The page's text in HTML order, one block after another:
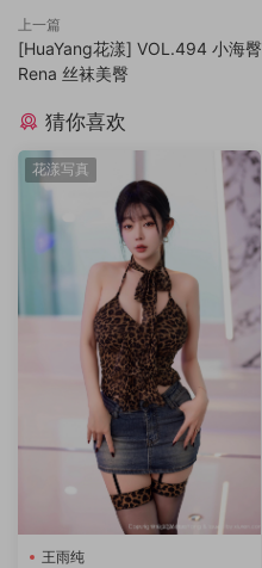
上一篇
[HuaYang花漾] VOL.494 小海臀
Rena 丝袜美臀
猜你喜欢
花漾写真
王雨纯